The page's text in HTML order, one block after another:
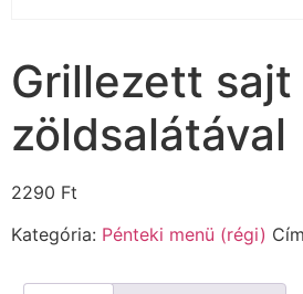
Grillezett
zöldsalátával
2290 Ft
Kategória: Pénteki menü (régi)